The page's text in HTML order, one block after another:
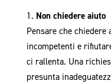
Non chiedere aiuto
Pensare che
incompetenti e
ci rallenta. Una
presunta